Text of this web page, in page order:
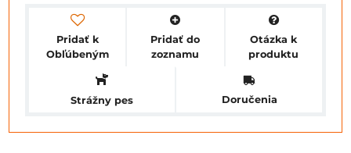
Pridať k
Obľúbeným
Pridať do
zoznamu
Otázka k
produktu
Strážny pes Doručenia